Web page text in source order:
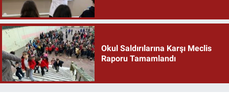
Okul Saldırılarına Karşı Meclis
Raporu Tamamlandı